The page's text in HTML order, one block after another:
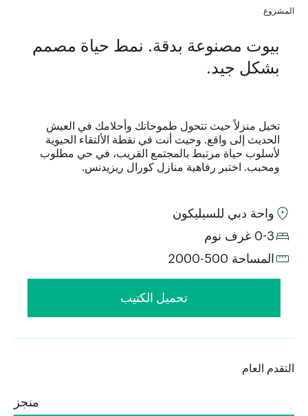
المشروع
بيوت مصنوعة بدقة. نمط حياة مصمم
بشكل جيد.
تخيل منزلاً حيث تتحول طموحاتك وأحلامك في العيش
الحديث إلى واقع. وحيث أنت في نقطة الألتقاء الحيوية
لأسلوب حياة مرتبط بالمجتمع القريب، في حي مطلوب
ومحبب. اختبر رفاهية منازل كورال ريزيدنس.
واحة دبي للسيليكون
0-3 غرف نوم
المساحة 500-2000
تحميل الكتيب
التقدم العام
منجز